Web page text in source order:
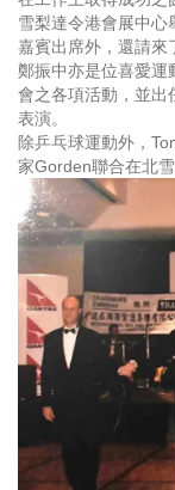
雪梨達令港會展中心
嘉賓出席外，還請來
鄭振中亦是位喜愛運
會之各項活動，並出
表演。
除乒乓球運動外，
家Gorden聯合在北